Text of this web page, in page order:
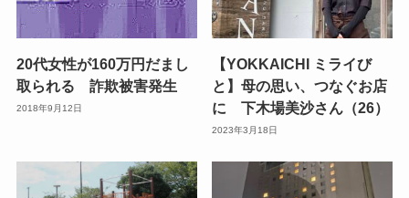
20代女性が160万円だまし
取られる 詐欺被害発生
2018年9月12日
【YOKKAICHI ミライび
と】母の思い、つなぐお店
に 下木場美沙さん（26）
2023年3月18日